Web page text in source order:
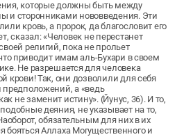
которые должны быть между
и сторонниками нововведения. Эти
кровь, а пророк, да благословит его
сказал: «Человек не перестанет
религий, пока не прольет
приводит имам аль-Бухари в своем
Не разрешается для человека
крови! Так, они дозволили для себя
предположений, а «ведь
не заменит истину». (Йунус, 36). И то,
деяния, не указывает на то,
обязательным для них в их
бояться Аллаха Могущественного и